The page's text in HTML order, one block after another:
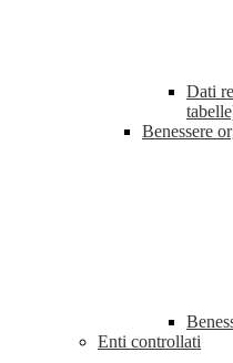
Dati
Benessere
Enti controllati